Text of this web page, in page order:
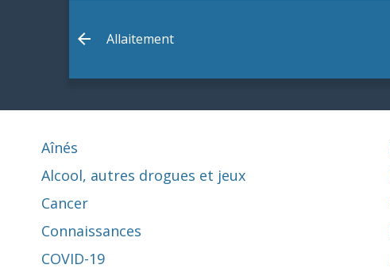
Allaitement
Aînés
Alcool, autres drogues et jeux
Cancer
Connaissances
COVID-19